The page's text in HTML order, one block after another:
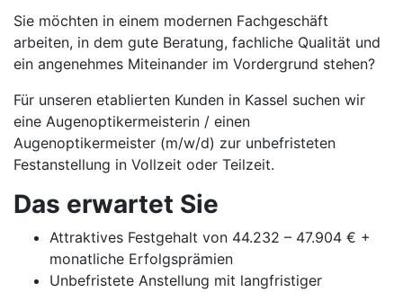
Sie möchten in einem modernen Fachgeschäft
arbeiten, in dem gute Beratung, fachliche Qualität und
ein angenehmes Miteinander im Vordergrund stehen?
Für unseren etablierten Kunden in Kassel suchen wir
eine Augenoptikermeisterin / einen
Augenoptikermeister (m/w/d) zur unbefristeten
Festanstellung in Vollzeit oder Teilzeit.
Das erwartet Sie
Attraktives Festgehalt von 44.232 – 47.904 € +
monatliche Erfolgsprämien
Unbefristete Anstellung mit langfristiger